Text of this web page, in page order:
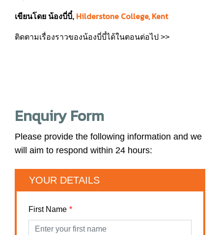
เขียนโดย น้องบี่บี๋, Hilderstone College, Kent
ติดตามเรื่องราวของน้องบี่บี๋ได้ในตอนต่อไป >>
Enquiry Form
Please provide the following information and we
will aim to respond within 24 hours:
YOUR DETAILS
First Name